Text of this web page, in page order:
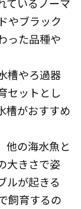
ているノーマ
やブラック
った品種や
槽やろ過器
セットとし
槽がおすすめ
他の海水魚と
大きさで姿
ルが起きる
飼育するの